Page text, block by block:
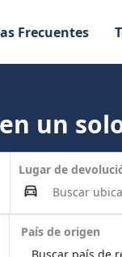
Frecuentes
un
Lugar de
País de origen